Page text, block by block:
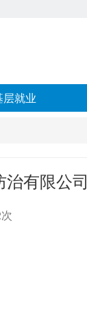
层就业
有限公司